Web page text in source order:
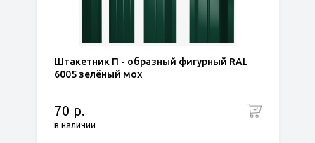
Штакетник П - образный фигурный RAL
6005 зелёный мох
70 р.
в наличии